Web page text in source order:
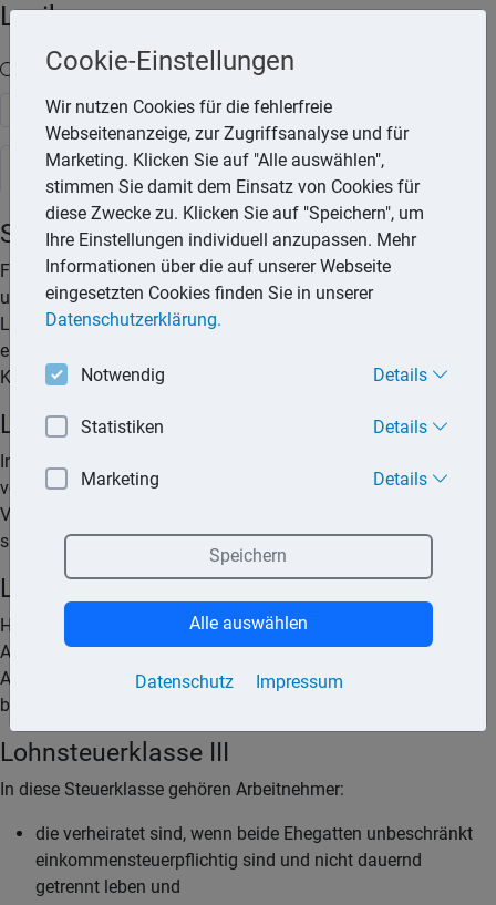
Lexika
Volltext-Suche in den Lexika
Suchen
Steuerlexikon
Steuerklassen
Für die Durchführung des Lohnsteuerabzugs werden
unbeschränkt einkommensteuerpflichtigen Arbeitnehmern
Lohnsteuerklassen zugewiesen. Ehepartner können zwischen
einzelnen Lohnsteuerklassen bzw. Steuerklassen-
Kombinationen wählen. Im Einzelnen gilt folgendes:
Lohnsteuerklasse I
In die Steuerklasse I gehören Arbeitnehmer, die ledig,
verheiratet, verwitwet oder geschieden sind und bei denen die
Voraussetzungen für die Steuerklasse III oder IV nicht erfüllt
sind.
Lohnsteuerklasse II
Hierzu gehören die unter Lohnsteuerklasse I genannten
Arbeitnehmer, bei denen jedoch der Entlastungsbetrag für
Alleinerziehende (§ 24b Einkommensteuergesetz – EStG) zu
berücksichtigen ist.
Lohnsteuerklasse III
In diese Steuerklasse gehören Arbeitnehmer:
die verheiratet sind, wenn beide Ehegatten unbeschränkt
einkommensteuerpflichtig sind und nicht dauernd
getrennt leben und
Cookie-Einstellungen
Wir nutzen Cookies für die fehlerfreie
Webseitenanzeige, zur Zugriffsanalyse und für
Marketing. Klicken Sie auf "Alle auswählen",
stimmen Sie damit dem Einsatz von Cookies für
diese Zwecke zu. Klicken Sie auf "Speichern", um
Ihre Einstellungen individuell anzupassen. Mehr
Informationen über die auf unserer Webseite
eingesetzten Cookies finden Sie in unserer
Datenschutzerklärung.
Notwendig Details
Statistiken Details
Marketing Details
Datenschutz Impressum
Speichern
Alle auswählen